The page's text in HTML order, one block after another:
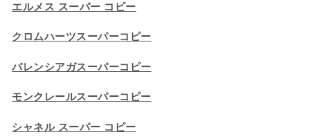
エルメス スーパー コピー
クロムハーツスーパーコピー
バレンシアガスーパーコピー
モンクレールスーパーコピー
シャネル スーパー コピー